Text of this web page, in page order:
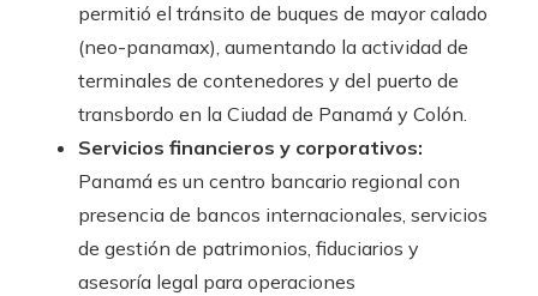
permitió el tránsito de buques de mayor calado
(neo-panamax), aumentando la actividad de
terminales de contenedores y del puerto de
transbordo en la Ciudad de Panamá y Colón.
Servicios financieros y corporativos:
Panamá es un centro bancario regional con
presencia de bancos internacionales, servicios
de gestión de patrimonios, fiduciarios y
asesoría legal para operaciones